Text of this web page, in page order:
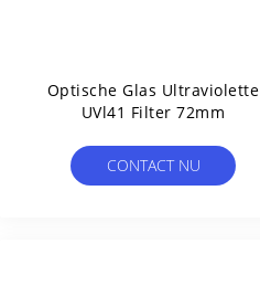
Optische Glas Ultraviolette
UVl41 Filter 72mm
CONTACT NU